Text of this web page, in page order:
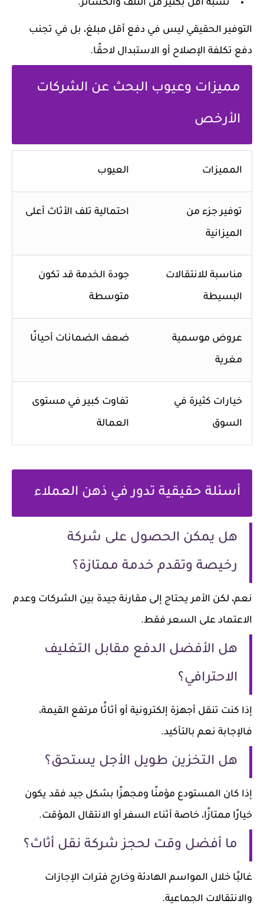
نسبة أقل بكثير من التلف والخسائر.
التوفير الحقيقي ليس في دفع أقل مبلغ، بل في تجنب
دفع تكلفة الإصلاح أو الاستبدال لاحقًا.
مميزات وعيوب البحث عن الشركات
الأرخص
المميزات العيوب
توفير جزء من
الميزانية
احتمالية تلف الأثاث أعلى
مناسبة للانتقالات
البسيطة
جودة الخدمة قد تكون
متوسطة
عروض موسمية
مغرية
ضعف الضمانات أحيانًا
خيارات كثيرة في
السوق
تفاوت كبير في مستوى
العمالة
أسئلة حقيقية تدور في ذهن العملاء
هل يمكن الحصول على شركة
رخيصة وتقدم خدمة ممتازة؟
نعم، لكن الأمر يحتاج إلى مقارنة جيدة بين الشركات وعدم
الاعتماد على السعر فقط.
هل الأفضل الدفع مقابل التغليف
الاحترافي؟
إذا كنت تنقل أجهزة إلكترونية أو أثاثًا مرتفع القيمة،
فالإجابة نعم بالتأكيد.
هل التخزين طويل الأجل يستحق؟
إذا كان المستودع مؤمنًا ومجهزًا بشكل جيد فقد يكون
خيارًا ممتازًا، خاصة أثناء السفر أو الانتقال المؤقت.
ما أفضل وقت لحجز شركة نقل أثاث؟
غالبًا خلال المواسم الهادئة وخارج فترات الإجازات
والانتقالات الجماعية.